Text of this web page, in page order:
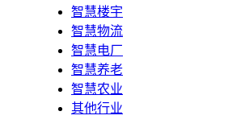
智慧楼宇
智慧物流
智慧电厂
智慧养老
智慧农业
其他行业